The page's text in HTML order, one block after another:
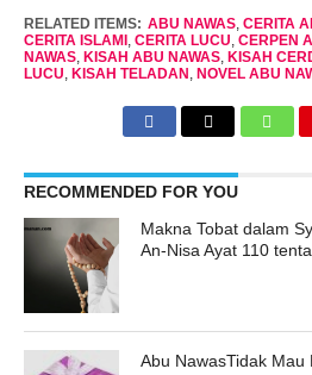
RELATED ITEMS: ABU NAWAS, CERITA
CERITA ISLAMI, CERITA LUCU CERPEN
NAWAS, KISAH ABU NAWAS, KISAH
LUCU KISAH TELADAN NOVEL ABU
RECOMMENDED FOR YOU
Makna Tobat dalam
An-Nisa Ayat 110
Abu NawasTidak Mau